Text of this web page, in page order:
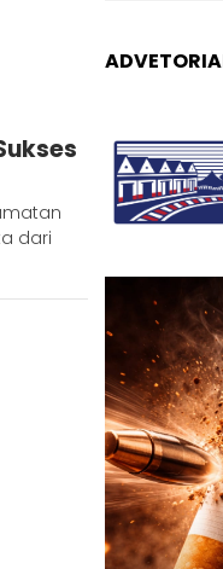
dari